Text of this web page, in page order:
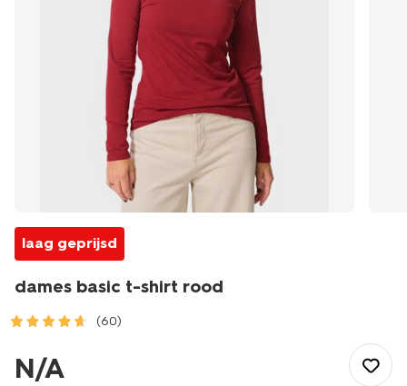
laag geprijsd
dames basic t-shirt rood
(60)
tops/dames-
basic-
N/A